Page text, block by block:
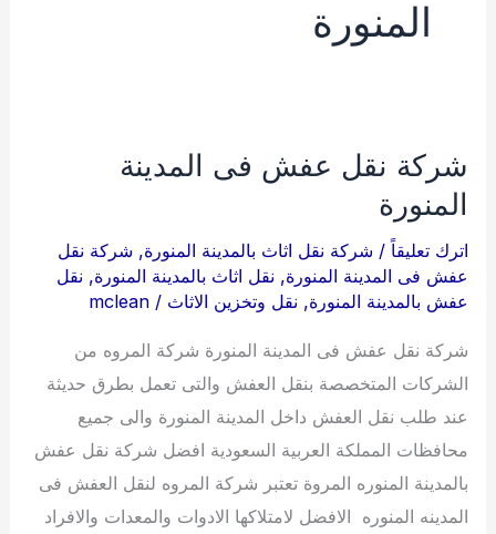
المنورة
شركة نقل عفش فى المدينة
المنورة
اترك تعليقاً / شركة نقل اثاث بالمدينة المنورة, شركة نقل
عفش فى المدينة المنورة, نقل اثاث بالمدينة المنورة, نقل
عفش بالمدينة المنورة, نقل وتخزين الاثاث /
mclean
شركة نقل عفش فى المدينة المنورة شركة المروه من
الشركات المتخصصة بنقل العفش والتى تعمل بطرق حديثة
عند طلب نقل العفش داخل المدينة المنورة والى جميع
محافظات المملكة العربية السعودية افضل شركة نقل عفش
بالمدينة المنوره المروة تعتبر شركة المروه لنقل العفش فى
المدينه المنوره الافضل لامتلاكها الادوات والمعدات والافراد